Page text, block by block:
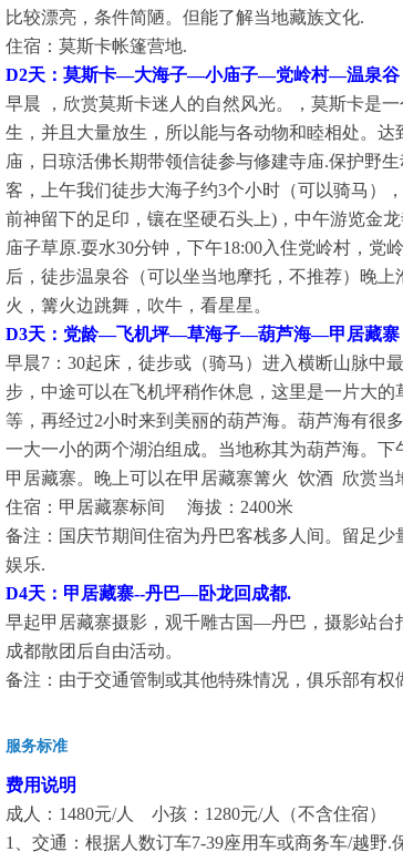
比较漂亮，条件简陋。但能了解当地藏族文化.
住宿：莫斯卡帐篷营地.
D2天：莫斯卡—大海子—小庙子—党岭村—温泉谷
早晨 ，欣赏莫斯卡迷人的自然风光。，莫斯卡是
生，并且大量放生，所以能与各动物和睦相处。
庙，日琼活佛长期带领信徒参与修建寺庙.保护野
客，上午我们徒步大海子约3个小时（可以骑马）
前神留下的足印，镶在坚硬石头上)，中午游览金
庙子草原.耍水30分钟，下午18:00入住党岭村，党
后，徒步温泉谷（可以坐当地摩托，不推荐）晚
火，篝火边跳舞，吹牛，看星星。
D3天：党龄—飞机坪—草海子—葫芦海—甲居藏寨
早晨7：30起床，徒步或（骑马）进入横断山脉中
步，中途可以在飞机坪稍作休息，这里是一片大
等，再经过2小时来到美丽的葫芦海。葫芦海有
一大一小的两个湖泊组成。当地称其为葫芦海。
甲居藏寨。晚上可以在甲居藏寨篝火 饮酒 欣赏当
住宿：甲居藏寨标间 海拔：2400米
备注：国庆节期间住宿为丹巴客栈多人间。留足
娱乐.
D4天：甲居藏寨--丹巴—卧龙回成都.
早起甲居藏寨摄影，观千雕古国—丹巴，摄影站台
成都散团后自由活动。
备注：由于交通管制或其他特殊情况，俱乐部有权
服务标准
费用说明
成人：1480元/人 小孩：1280元/人（不含住宿）
1、交通：根据人数订车7-39座用车或商务车/越野.